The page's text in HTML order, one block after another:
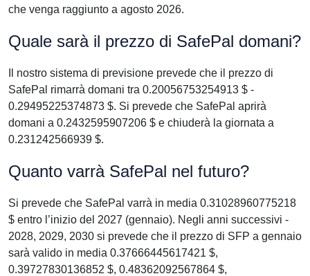
che venga raggiunto a agosto 2026.
Quale sarà il prezzo di SafePal domani?
Il nostro sistema di previsione prevede che il prezzo di
SafePal rimarrà domani tra 0.20056753254913 $ -
0.29495225374873 $. Si prevede che SafePal aprirà
domani a 0.2432595907206 $ e chiuderà la giornata a
0.231242566939 $.
Quanto varrà SafePal nel futuro?
Si prevede che SafePal varrà in media 0.31028960775218
$ entro l’inizio del 2027 (gennaio). Negli anni successivi -
2028, 2029, 2030 si prevede che il prezzo di SFP a gennaio
sarà valido in media 0.37666445617421 $,
0.39727830136852 $, 0.48362092567864 $,